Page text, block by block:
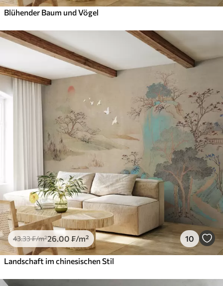
Blühender Baum und Vögel
43.33₣/m²26.00 ₣/m² 10
Landschaft im chinesischen Stil